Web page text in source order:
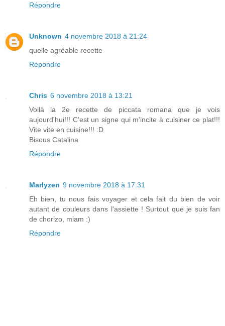
Répondre
Unknown 4 novembre 2018 à 21:24
quelle agréable recette
Répondre
Chris 6 novembre 2018 à 13:21
Voilà la 2e recette de piccata romana que je vois
aujourd'hui!!! C'est un signe qui m'incite à cuisiner ce plat!!!
Vite vite en cuisine!!! :D
Bisous Catalina
Répondre
Marlyzen 9 novembre 2018 à 17:31
Eh bien, tu nous fais voyager et cela fait du bien de voir
autant de couleurs dans l'assiette ! Surtout que je suis fan
de chorizo, miam :)
Répondre